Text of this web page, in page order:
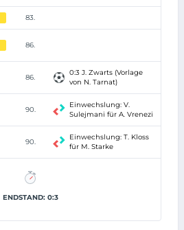
83.
86.
86.
0:3 J. Zwarts (Vorlage
von N. Tarnat)
90.
Einwechslung: V.
Sulejmani für A. Vrenezi
90.
Einwechslung: T. Kloss
für M. Starke
ENDSTAND: 0:3